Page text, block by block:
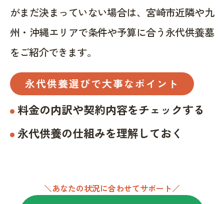
がまだ決まっていない場合は、宮崎市近隣や九
州・沖縄エリアで条件や予算に合う永代供養墓
をご紹介できます。
永代供養選びで大事なポイント
料金の内訳や契約内容をチェックする
永代供養の仕組みを理解しておく
＼あなたの状況に合わせてサポート／